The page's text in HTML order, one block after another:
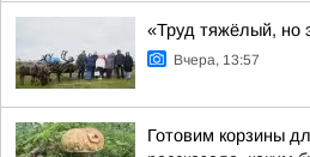
«Труд тяжёлый, но
Вчера, 13:57
Готовим корзины